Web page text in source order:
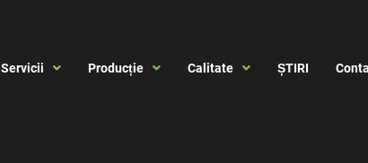
Servicii Producție Calitate ȘTIRI